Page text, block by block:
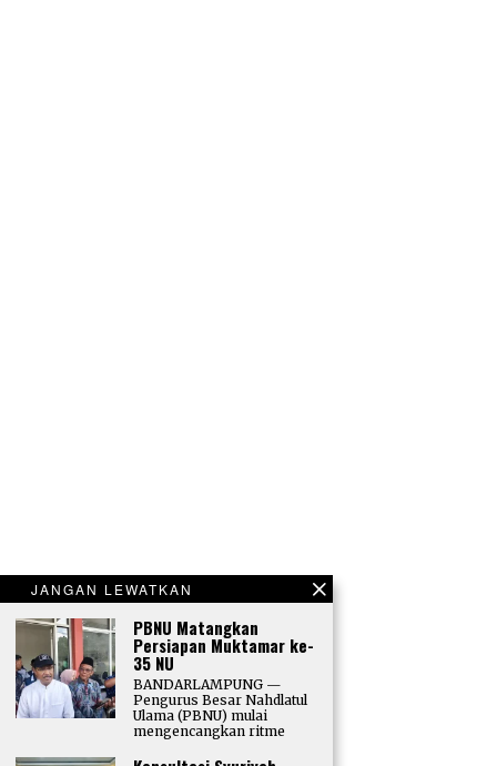
JANGAN LEWATKAN
PBNU Matangkan
Persiapan Muktamar ke-
35 NU
BANDARLAMPUNG —
Pengurus Besar Nahdlatul
Ulama (PBNU) mulai
mengencangkan ritme